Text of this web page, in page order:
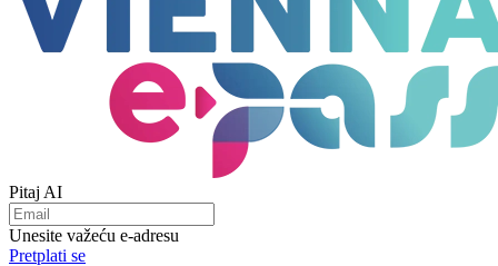
Pitaj AI
Unesite važeću e-adresu
Pretplati se